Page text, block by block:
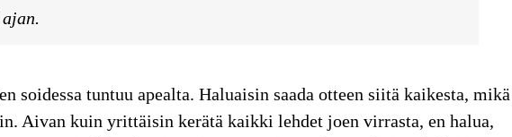
soidessa tuntuu apealta. Haluaisin saada otteen siitä kaikesta, mikä
Aivan kuin yrittäisin kerätä kaikki lehdet joen virrasta, en halua,